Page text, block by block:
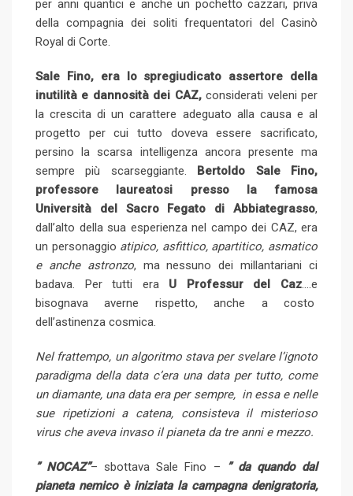
per anni quantici e anche un pochetto cazzari, priva
della compagnia dei soliti frequentatori del Casinò
Royal di Corte.
Sale Fino, era lo spregiudicato assertore della
inutilità e dannosità dei CAZ,considerati veleni per
la crescita di un carattere adeguato alla causa e al
progetto per cui tutto doveva essere sacrificato,
persino la scarsa intelligenza ancora presente ma
sempre più scarseggiante. Bertoldo Sale Fino,
professore laureatosi presso la famosa
Università del Sacro Fegato di Abbiategrasso,
dall’alto della sua esperienza nel campo dei CAZ, era
un personaggio atipico, asfittico, apartitico, asmatico
e anche astronzo, ma nessuno dei millantariani ci
badava. Per tutti era U Professur del Caz ….e
bisognava averne rispetto, anche a costo
dell’astinenza cosmica.
Nel frattempo, un algoritmo stava per svelare l’ignoto
paradigma della data c’era una data per tutto, come
un diamante, una data era per sempre, in essa e nelle
sue ripetizioni a catena, consisteva il misterioso
virus che aveva invaso il pianeta da tre anni e mezzo.
” NOCAZ”– sbottava Sale Fino –
” da quando dal
pianeta nemico è iniziata la campagna denigratoria,